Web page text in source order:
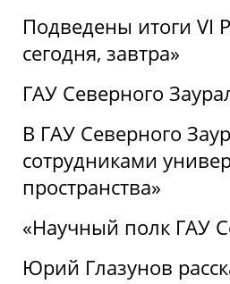
Подведены итоги VI
сегодня, завтра»
ГАУ Северного
В ГАУ Северного
сотрудниками
пространства»
«Научный полк ГАУ
Юрий Глазунов